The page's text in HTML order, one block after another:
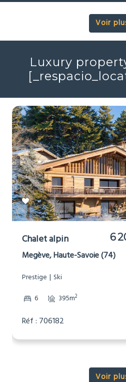
Voir
Luxury
Chalet alpin 6
Megève, Haute-Savoie (74)
Prestige
Ski
395m
Réf : 706182